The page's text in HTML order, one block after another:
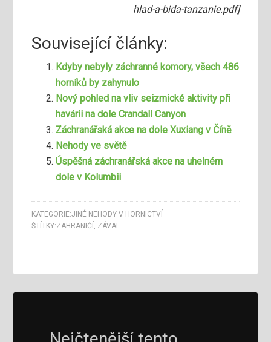
hlad-a-bida-tanzanie.pdf]
Související články:
Kdyby nebyly záchranné komory, všech 486
horníků by zahynulo
Nový pohled na vliv seizmické aktivity při
havárii na dole Crandall Canyon
Záchranářská akce na dole Xuxiang v Číně
Nehody ve světě
Úspěšná záchranářská akce na uhelném
dole v Kolumbii
KATEGORIE:JINÉ NEHODY V HORNICTVÍ
ŠTÍTKY:ZAHRANIČÍ , ZÁVAL